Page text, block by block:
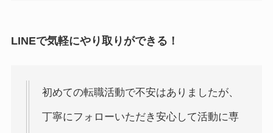
LINEで気軽にやり取りができる！
初めての転職活動で不安はありましたが、
丁寧にフォローいただき安心して活動に専